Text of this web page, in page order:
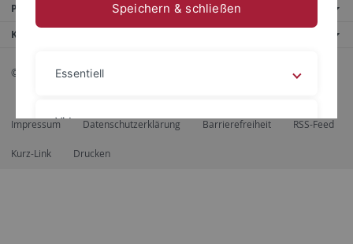
Portale
Kontaktinfo
© 2026 Eberhard Karls Universität Tübingen, Tübingen
Impressum Datenschutzerklärung Barrierefreiheit RSS-Feed
Kurz-Link Drucken
Speichern & schließen
Essentiell
Videos